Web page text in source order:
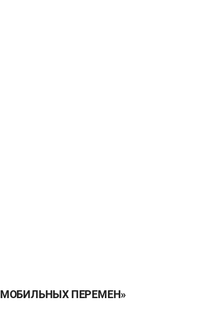
МОБИЛЬНЫХ ПЕРЕМЕН»